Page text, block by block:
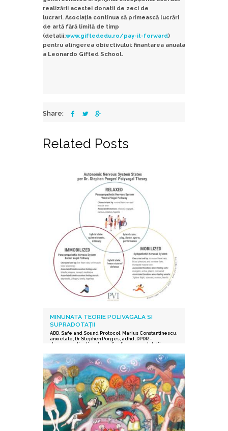
realizării acestei donatii de zeci de
lucrari. Asociaţia continua să primească lucrări
de artă fără limită de timp
(detalii:www.giftededu.ro/pay-it-forward)
pentru atingerea obiectivului: finantarea anuala
a Leonardo Gifted School.
Share:
Related Posts
MINUNATA TEORIE POLIVAGALA SI
SUPRADOTAȚII
ADD, Safe and Sound Protocol Marius Constantinescu
anxietate Dr Stephen Porges, adhd DPDR –
depersonalization derealization
supradotații.
supraexcitabilitate supradotati,Protocolul Safe and
Sound
,procesarea senzorială și auditorie
supradotati,Editura Herald,teoria polivagala,
Vindecare in ritmul tau,TSA